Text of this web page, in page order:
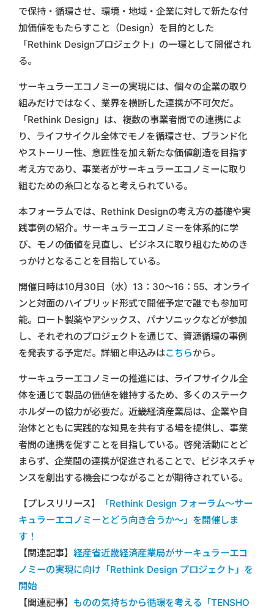
で保持・循環させ、環境・地域・企業に対して新たな付
加価値をもたらすこと（Design）を目的とした
「Rethink Designプロジェクト」の一環として開催され
る。
サーキュラーエコノミーの実現には、個々の企業の取り
組みだけではなく、業界を横断した連携が不可欠だ。
「Rethink Design」は、複数の事業者間での連携によ
り、ライフサイクル全体でモノを循環させ、ブランド化
やストーリー性、意匠性を加え新たな価値創造を目指す
考え方であり、事業者がサーキュラーエコノミーに取り
組むための糸口となると考えられている。
本フォーラムでは、Rethink Designの考え方の基礎や実
践事例の紹介。サーキュラーエコノミーを体系的に学
び、モノの価値を見直し、ビジネスに取り組むためのき
っかけとなることを目指している。
開催日時は10月30日（水）13：30～16：55、オンライ
ンと対面のハイブリッド形式で開催予定で誰でも参加可
能。ロート製薬やアシックス、パナソニックなどが参加
し、それぞれのプロジェクトを通じて、資源循環の事例
を発表する予定だ。詳細と申込みはこちらから。
サーキュラーエコノミーの推進には、ライフサイクル全
体を通じて製品の価値を維持するため、多くのステーク
ホルダーの協力が必要だ。近畿経済産業局は、企業や自
治体とともに実践的な知見を共有する場を提供し、事業
者間の連携を促すことを目指している。啓発活動にとど
まらず、企業間の連携が促進されることで、ビジネスチャ
ンスを創出する機会につながることが期待されている。
【プレスリリース】
「Rethink Design フォーラム～サー
キュラーエコノミーとどう向き合うか～」を開催しま
す！
【関連記事】 経産省近畿経済産業局がサーキュラーエコ
ノミーの実現に向け「Rethink Design プロジェクト」を
開始
【関連記事】 ものの気持ちから循環を考える「TENSHO